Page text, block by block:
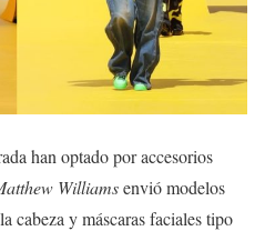
han optado por accesorios
Williamsenvió modelos
cabeza y máscaras faciales tipo